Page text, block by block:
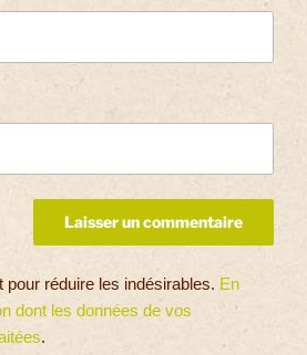
réduire les indésirables. En
dont les données de vos
.